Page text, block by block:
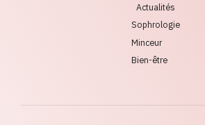
Actualités
Sophrologie
Minceur
Bien-être